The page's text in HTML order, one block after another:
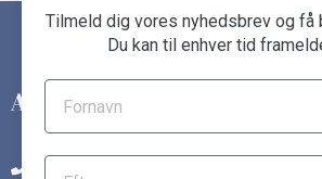
Tilmeld dig vores nyhedsbrev og få
Du kan til enhver tid